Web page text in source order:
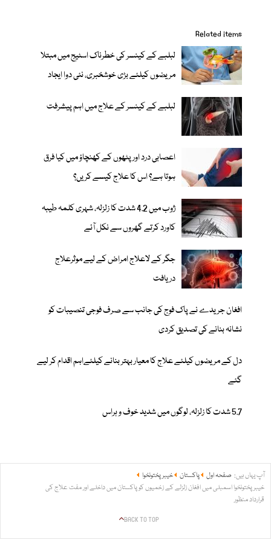
Related items
لبلبے کے کینسر کی خطرناک اسٹیج میں مبتلا
مریضوں کیلئے بڑی خوشخبری، نئی دوا ایجاد
لبلبے کے کینسر کے علاج میں اہم پیشرفت
اعصابی درد اور پٹھوں کے کھنچاؤ میں کیا فرق
ہوتا ہے؟ اس کا علاج کیسے کریں؟
ژوب میں 4.2 شدت کا زلزلہ، شہری کلمہ طیبہ
کاورد کرتے گھروں سے نکل آئے
جگر کے لاعلاج امراض کے لیے موثرعلاج
دریافت
افغان جریدے نے پاک فوج کی جانب سے صرف فوجی تنصیبات کو
نشانہ بنانے کی تصدیق کردی
دل کے مریضوں کیلئے علاج کا معیار بہتر بنانے کیلئےاہم اقدام کر لیے
گئے
5.7 شدت کا زلزلہ، لوگوں میں شدید خوف و ہراس
آپ یہاں ہیں: صفحہ اول پاکستان
خیبر پختونخوا
خیبرپختونخوا اسمبلی میں افغان زلزلے کے زخمیوں کو پاکستان میں داخلے اور مفت علاج کی
قرارداد منظور
BACK TO TOP